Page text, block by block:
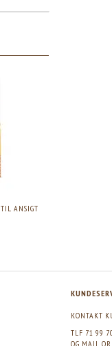
ANSIGT
KONTAKT
TLF 71 99
OG MAIL